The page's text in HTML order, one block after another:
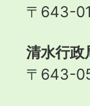
〒643-
清水行政
〒643-